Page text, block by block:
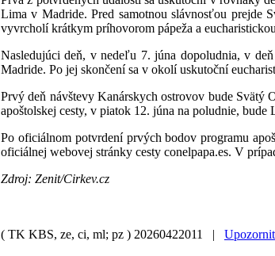
Lima v Madride. Pred samotnou slávnosťou prejde
vyvrcholí krátkym príhovorom pápeža a
Nasledujúci deň, v nedeľu 7. júna dopoludnia, v
Madride. Po jej skončení sa v okolí uskutoční
Prvý deň návštevy Kanárskych ostrovov bude Svätý
apoštolskej cesty, v piatok 12. júna na poludnie,
Po oficiálnom potvrdení prvých bodov programu
oficiálnej webovej stránky cesty conelpapa.es. V
Zdroj: Zenit/Cirkev.cz
( TK KBS, ze, ci, ml; pz ) 20260422011 |